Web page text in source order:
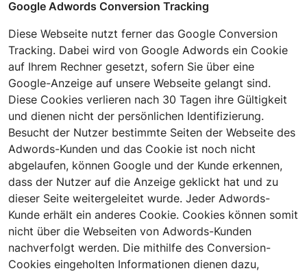
Google Adwords Conversion Tracking
Diese Webseite nutzt ferner das Google Conversion
Tracking. Dabei wird von Google Adwords ein Cookie
auf Ihrem Rechner gesetzt, sofern Sie über eine
Google-Anzeige auf unsere Webseite gelangt sind.
Diese Cookies verlieren nach 30 Tagen ihre Gültigkeit
und dienen nicht der persönlichen Identifizierung.
Besucht der Nutzer bestimmte Seiten der Webseite des
Adwords-Kunden und das Cookie ist noch nicht
abgelaufen, können Google und der Kunde erkennen,
dass der Nutzer auf die Anzeige geklickt hat und zu
dieser Seite weitergeleitet wurde. Jeder Adwords-
Kunde erhält ein anderes Cookie. Cookies können somit
nicht über die Webseiten von Adwords-Kunden
nachverfolgt werden. Die mithilfe des Conversion-
Cookies eingeholten Informationen dienen dazu,